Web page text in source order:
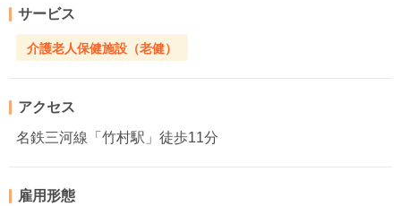
サービス
介護老人保健施設（老健）
アクセス
名鉄三河線「竹村駅」徒歩11分
雇用形態